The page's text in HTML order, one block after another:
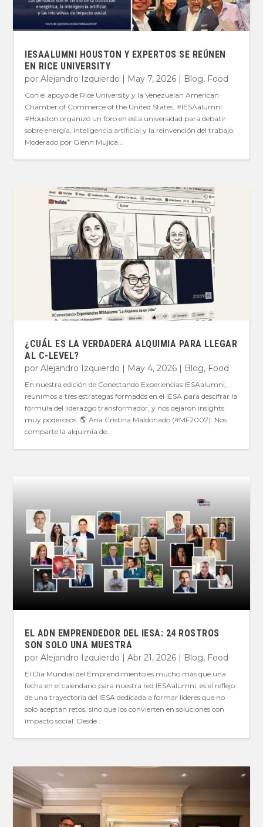
IESAALUMNI HOUSTON Y EXPERTOS SE REÚNEN
EN RICE UNIVERSITY
porAlejandro Izquierdo | May 7, 2026 | Blog, Food
Con el apoyo de Rice University y la Venezuelan American
Chamber of Commerce of the United States, #IESAalumni
#Houston organizó un foro en esta universidad para debatir
sobre energía, inteligencia artificial y la reinvención del trabajo.
Moderado por Glenn Mujica...
¿CUÁL ES LA VERDADERA ALQUIMIA PARA LLEGAR
AL C-LEVEL?
porAlejandro Izquierdo | May 4, 2026 | Blog, Food
En nuestra edición de Conectando Experiencias IESAalumni,
reunimos a tres estrategas formados en el IESA para descifrar la
fórmula del liderazgo transformador, y nos dejaron insights
muy poderosos: 🌎 Ana Cristina Maldonado (#MF2007): Nos
comparte la alquimia de...
EL ADN EMPRENDEDOR DEL IESA: 24 ROSTROS
SON SOLO UNA MUESTRA
porAlejandro Izquierdo |Abr 21, 2026 | Blog, Food
El Día Mundial del Emprendimiento es mucho más que una
fecha en el calendario para nuestra red IESAalumni; es el reflejo
de una trayectoria del IESA dedicada a formar líderes que no
solo aceptan retos, sino que los convierten en soluciones con
impacto social. Desde...